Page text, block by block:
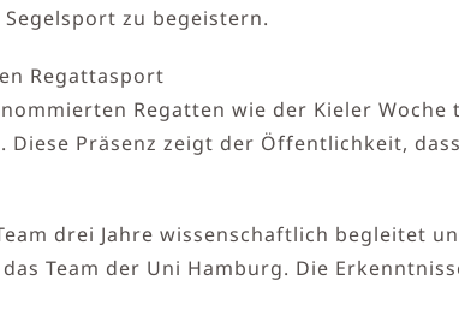
zu begeistern.
Regattasport
Regatten wie der Kieler
Präsenz zeigt der Öffentlichkeit,
drei Jahre wissenschaftlich begleitet
Team der Uni Hamburg. Die